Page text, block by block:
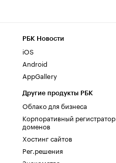
РБК Новости
iOS
Android
AppGallery
Другие продукты РБК
Облако для бизнеса
Корпоративный регистратор
доменов
Хостинг сайтов
Рег.решения